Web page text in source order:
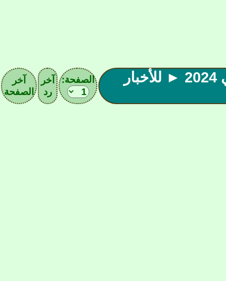
◄حديث المـيـركاتـ(4)ـو ألأسبآني الصيفي 2024 ► للأخبار الصفحة:
آخر
رد
آخر
الصفحة